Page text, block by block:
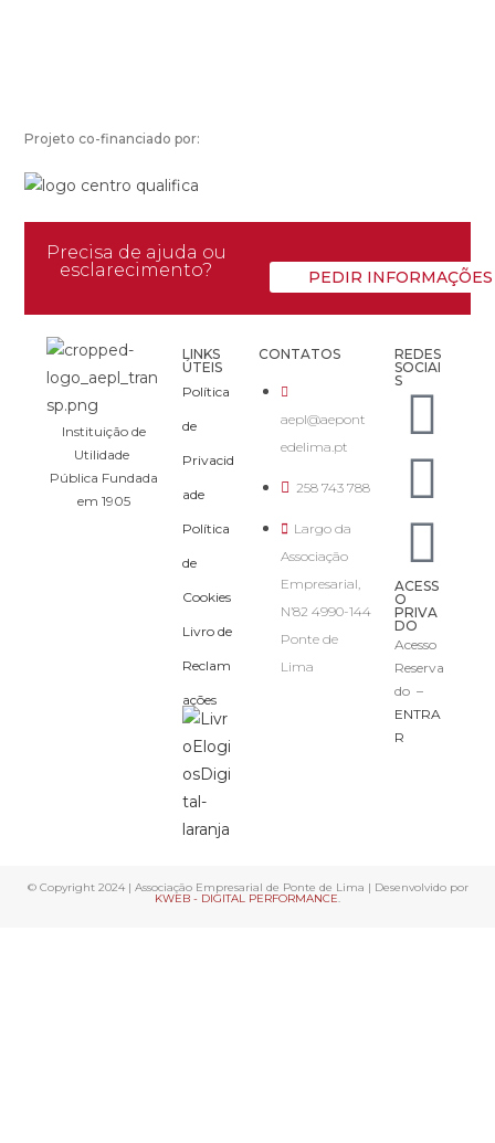
Projeto co-financiado por:
Precisa de ajuda ou
esclarecimento?
PEDIR INFORMAÇÕES
Instituição de
Utilidade
Pública Fundada
em 1905
LINKS
ÚTEIS
Política
de
Privacid
ade
Política
de
Cookies
Livro de
Reclam
ações
CONTATOS
aepl@aepont
edelima.pt
258 743 788
Largo da
Associação
Empresarial,
N’82 4990-144
Ponte de
Lima
REDES
SOCIAI
S
ACESS
O
PRIVA
DO
Acesso
Reserva
do –
ENTRA
R
© Copyright 2024 | Associação Empresarial de Ponte de Lima | Desenvolvido por
KWEB - DIGITAL PERFORMANCE